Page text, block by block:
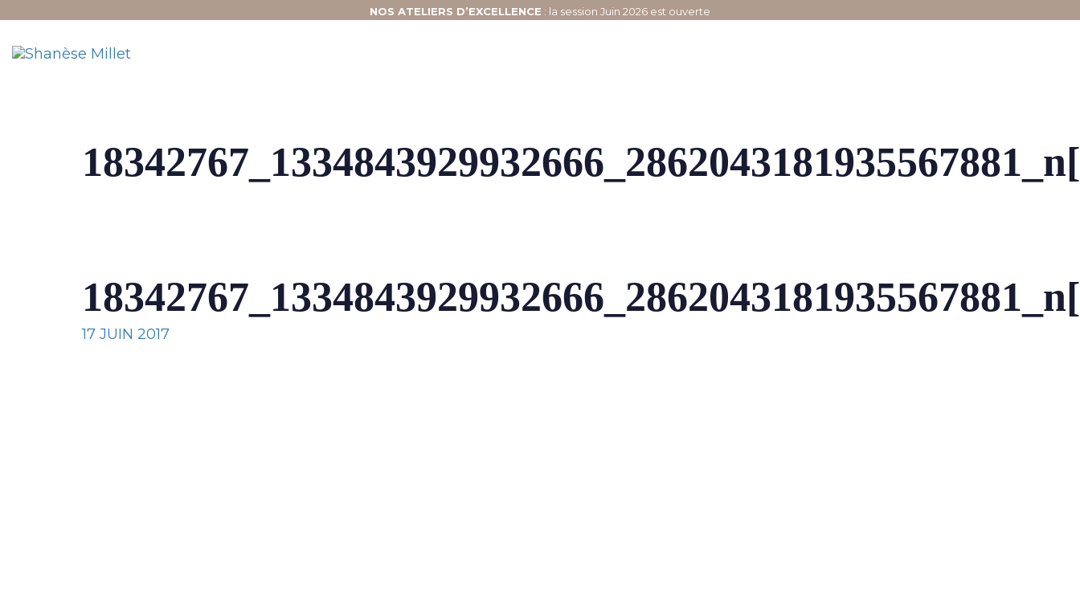
links
to
content
NOS ATELIERS D’EXCELLENCE : la session Juin 2026 est ouverte
17 JUIN 2017